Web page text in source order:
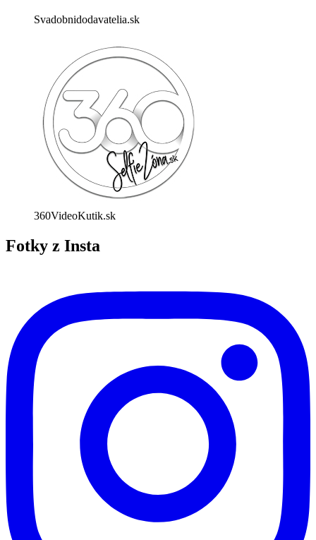
Svadobnidodavatelia.sk
360VideoKutik.sk
Fotky z Insta